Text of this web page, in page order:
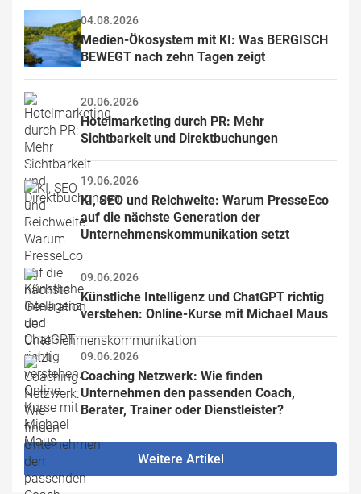
04.08.2026
Medien-Ökosystem mit KI: Was BERGISCH
BEWEGT nach zehn Tagen zeigt
20.06.2026
Hotelmarketing durch PR: Mehr
Sichtbarkeit und Direktbuchungen
19.06.2026
KI, SEO und Reichweite: Warum PresseEco
auf die nächste Generation der
Unternehmenskommunikation setzt
09.06.2026
Künstliche Intelligenz und ChatGPT richtig
verstehen: Online-Kurse mit Michael Maus
09.06.2026
Coaching Netzwerk: Wie finden
Unternehmen den passenden Coach,
Berater, Trainer oder Dienstleister?
Weitere Artikel